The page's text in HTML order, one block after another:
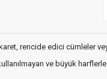
rencide edici cümleler
ve büyük